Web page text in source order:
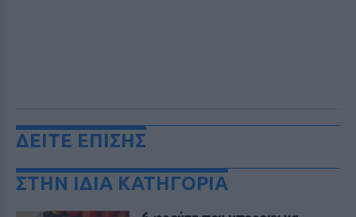
ΔΕΙΤΕ ΕΠΙΣΗΣ
ΣΤΗΝ ΙΔΙΑ ΚΑΤΗΓΟΡΙΑ